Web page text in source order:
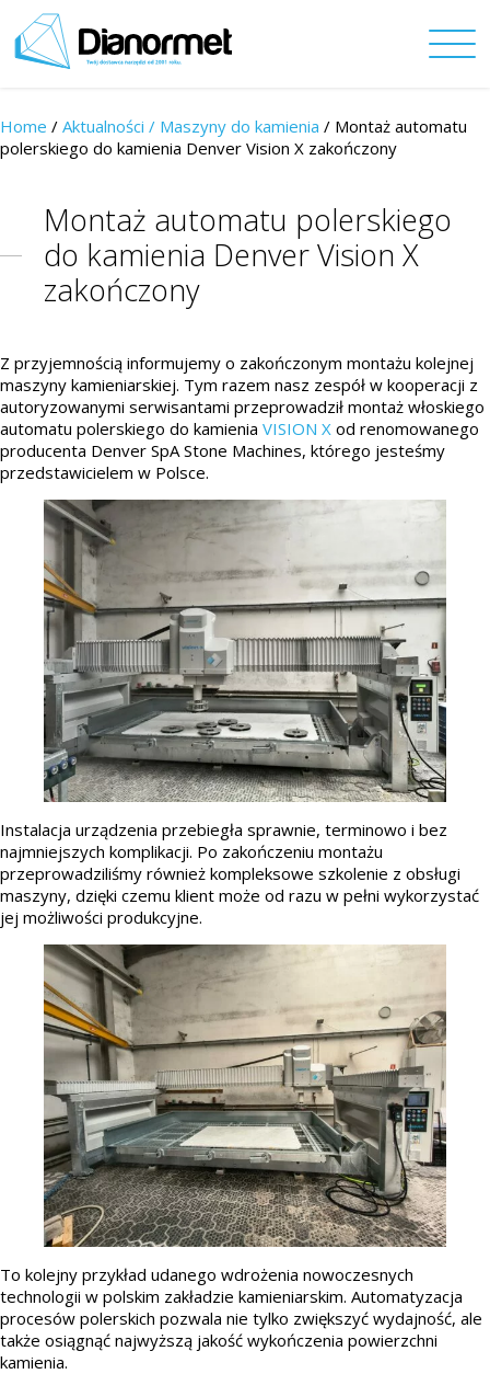
Home / Aktualności / Maszyny do kamienia / Montaż automatu
polerskiego do kamienia Denver Vision X zakończony
Montaż automatu polerskiego
do kamienia Denver Vision X
zakończony
Z przyjemnością informujemy o zakończonym montażu kolejnej
maszyny kamieniarskiej. Tym razem nasz zespół w kooperacji z
autoryzowanymi serwisantami przeprowadził montaż włoskiego
automatu polerskiego do kamienia VISION X od renomowanego
producenta Denver SpA Stone Machines, którego jesteśmy
przedstawicielem w Polsce.
Instalacja urządzenia przebiegła sprawnie, terminowo i bez
najmniejszych komplikacji. Po zakończeniu montażu
przeprowadziliśmy również kompleksowe szkolenie z obsługi
maszyny, dzięki czemu klient może od razu w pełni wykorzystać
jej możliwości produkcyjne.
To kolejny przykład udanego wdrożenia nowoczesnych
technologii w polskim zakładzie kamieniarskim. Automatyzacja
procesów polerskich pozwala nie tylko zwiększyć wydajność, ale
także osiągnąć najwyższą jakość wykończenia powierzchni
kamienia.